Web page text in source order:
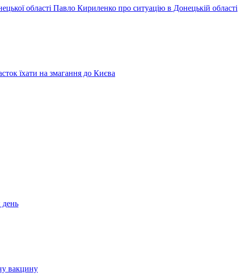
області Павло Кириленко про ситуацію в Донецькій області
їхати на змагання до Києва
день
вакцину